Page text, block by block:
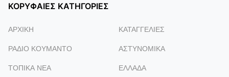
ΚΟΡΥΦΑΙΕΣ ΚΑΤΗΓΟΡΙΕΣ
ΑΡΧΙΚΗ
ΡΑΔΙΟ ΚΟΥΜΑΝΤΟ
ΤΟΠΙΚΑ NEA
ΚΑΤΑΓΓΕΛΙΕΣ
ΑΣΤΥΝΟΜΙΚΑ
ΕΛΛΑΔΑ